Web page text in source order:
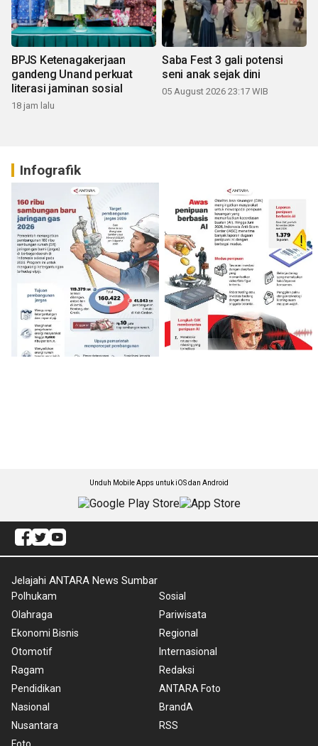
BPJS Ketenagakerjaan
gandeng Unand perkuat
literasi jaminan sosial
18 jam lalu
Saba Fest 3 gali potensi
seni anak sejak dini
05 August 2026 23:17 WIB
Infografik
Unduh Mobile Apps untuk iOS dan Android
Jelajahi ANTARA News Sumbar
Polhukam
Olahraga
Ekonomi Bisnis
Otomotif
Ragam
Pendidikan
Nasional
Nusantara
Foto
Sosial
Pariwisata
Regional
Internasional
Redaksi
ANTARA Foto
BrandA
RSS